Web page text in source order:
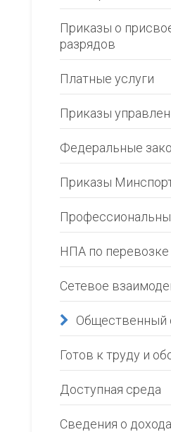
Приказы о
разрядов
Платные услуги
Приказы
Федеральные
Приказы
НПА по перевозке
Сетевое
Общественный
Готов к труду и
Доступная среда
Сведения о